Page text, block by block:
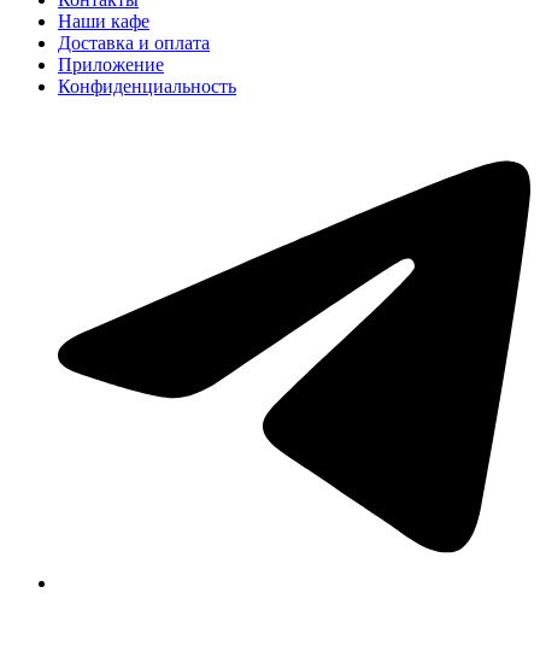
Наши кафе
Доставка и оплата
Приложение
Конфиденциальность